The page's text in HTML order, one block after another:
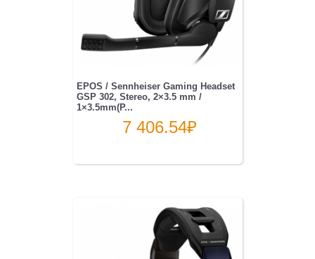
EPOS / Sennheiser Gaming Headset
GSP 302, Stereo, 2×3.5 mm /
1×3.5mm(P...
7 406.54₽